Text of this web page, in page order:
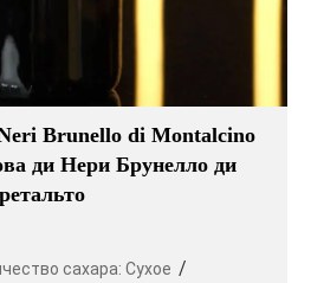
— более 800 тыс. га. В
уникальных
внутри которых
небольших зон со
климатическими
есть свои
и винодельческие
современный ассортимент
и разнообразен.
Brunello di Montalcino
ди Нери Брунелло ди
сахара: Сухое